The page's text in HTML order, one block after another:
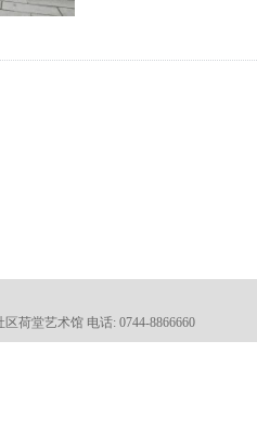
荷堂艺术馆 电话: 0744-8866660